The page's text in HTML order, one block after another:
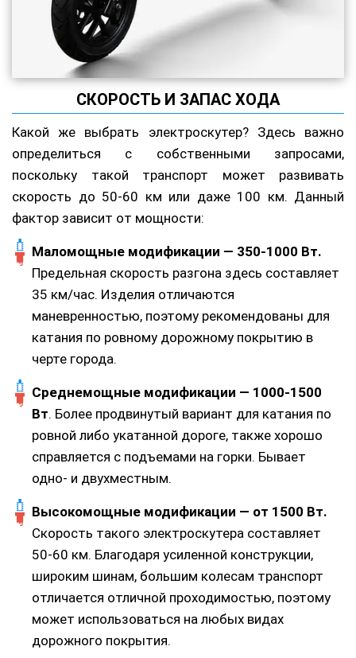
СКОРОСТЬ И ЗАПАС ХОДА
Какой же выбрать электроскутер? Здесь важно
определиться с собственными запросами,
поскольку такой транспорт может развивать
скорость до 50-60 км или даже 100 км. Данный
фактор зависит от мощности:
Маломощные модификации — 350-1000 Вт.
Предельная скорость разгона здесь составляет
35 км/час. Изделия отличаются
маневренностью, поэтому рекомендованы для
катания по ровному дорожному покрытию в
черте города.
Среднемощные модификации — 1000-1500
Вт. Более продвинутый вариант для катания по
ровной либо укатанной дороге, также хорошо
справляется с подъемами на горки. Бывает
одно- и двухместным.
Высокомощные модификации — от 1500 Вт.
Скорость такого электроскутера составляет
50-60 км. Благодаря усиленной конструкции,
широким шинам, большим колесам транспорт
отличается отличной проходимостью, поэтому
может использоваться на любых видах
дорожного покрытия.